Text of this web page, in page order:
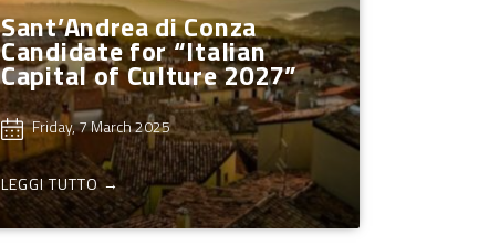
Sant’Andrea di Conza
Candidate for “Italian
Capital of Culture 2027”
Friday, 7 March 2025
LEGGI TUTTO →